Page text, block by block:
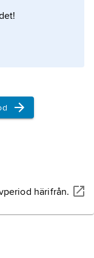
härifrån.